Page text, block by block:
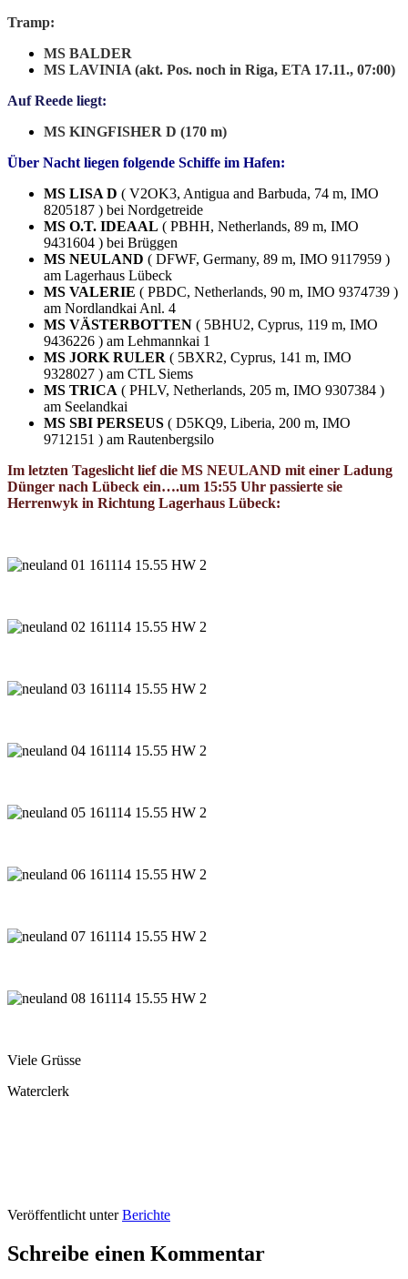
Tramp:
MS BALDER
MS LAVINIA (akt. Pos. noch in Riga, ETA 17.11., 07:00)
Auf Reede liegt:
MS KINGFISHER D (170 m)
Über Nacht liegen folgende Schiffe im Hafen:
MS LISA D ( V2OK3, Antigua and Barbuda, 74 m, IMO
8205187 ) bei Nordgetreide
MS O.T. IDEAAL ( PBHH, Netherlands, 89 m, IMO
9431604 ) bei Brüggen
MS NEULAND ( DFWF, Germany, 89 m, IMO 9117959 )
am Lagerhaus Lübeck
MS VALERIE ( PBDC, Netherlands, 90 m, IMO 9374739 )
am Nordlandkai Anl. 4
MS VÄSTERBOTTEN ( 5BHU2, Cyprus, 119 m, IMO
9436226 ) am Lehmannkai 1
MS JORK RULER ( 5BXR2, Cyprus, 141 m, IMO
9328027 ) am CTL Siems
MS TRICA ( PHLV, Netherlands, 205 m, IMO 9307384 )
am Seelandkai
MS SBI PERSEUS ( D5KQ9, Liberia, 200 m, IMO
9712151 ) am Rautenbergsilo
Im letzten Tageslicht lief die MS NEULAND mit einer Ladung
Dünger nach Lübeck ein….um 15:55 Uhr passierte sie
Herrenwyk in Richtung Lagerhaus Lübeck:
Viele Grüsse
Waterclerk
Veröffentlicht unter Berichte
Schreibe einen Kommentar